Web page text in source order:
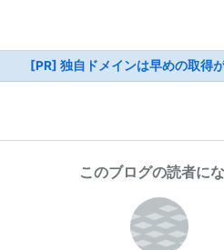
[PR] 独自ドメインは早めの取得
このブログの読者に